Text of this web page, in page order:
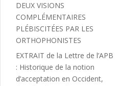
DEUX VISIONS
COMPLÉMENTAIRES
PLÉBISCITÉES PAR LES
ORTHOPHONISTES
EXTRAIT de la Lettre de l’APB
: Historique de la notion
d’acceptation en Occident,